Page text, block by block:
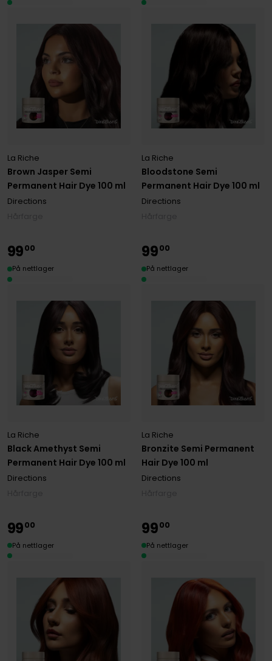
Brown Jasper Semi
Permanent Hair Dye 100 ml
La Riche
Directions
Bloodstone Semi
Permanent Hair Dye 100 ml
La Riche
Directions
Black Amethyst Semi
Permanent Hair Dye 100 ml
La Riche
Directions
9900
På nettlager
Bronzite Semi Permanent
Hair Dye 100 ml
La Riche
Directions
9900
På nettlager
9900
På nettlager
9900
På nettlager